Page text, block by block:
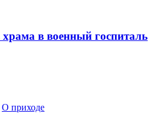
в военный госпиталь
О приходе